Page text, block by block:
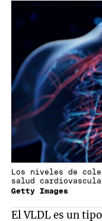
Getty Images
Los niveles de
salud
El VLDL es un